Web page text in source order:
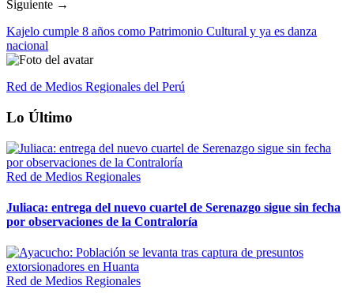
Siguiente →
Kajelo cumple 8 años como Patrimonio Cultural y ya es danza
nacional
Red de Medios Regionales del Perú
Lo Último
Red de Medios Regionales
Juliaca: entrega del nuevo cuartel de Serenazgo sigue sin fecha
por observaciones de la Contraloría
Red de Medios Regionales